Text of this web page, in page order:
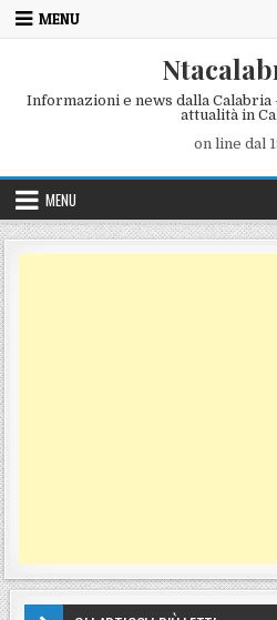
Skip to content
MENU
Informazioni e news dalla Calabria
attualità in
on line dal
MENU